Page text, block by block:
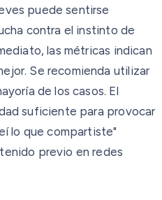
puede sentirse
contra el instinto de
las métricas indican
Se recomienda utilizar
de los casos. El
suficiente para provocar
lo que compartiste"
previo en redes